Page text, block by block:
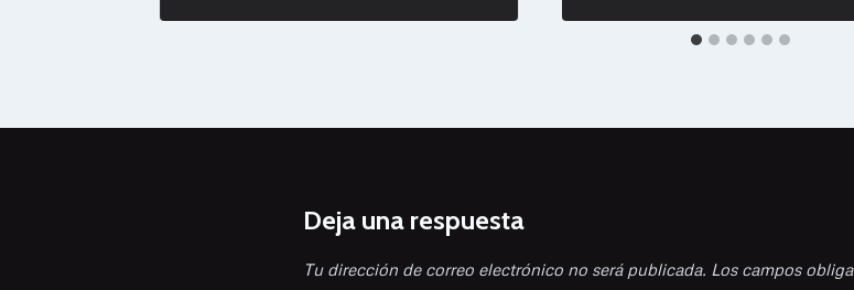
Deja una respuesta
Tu dirección de correo electrónico no será publicada. Los campos